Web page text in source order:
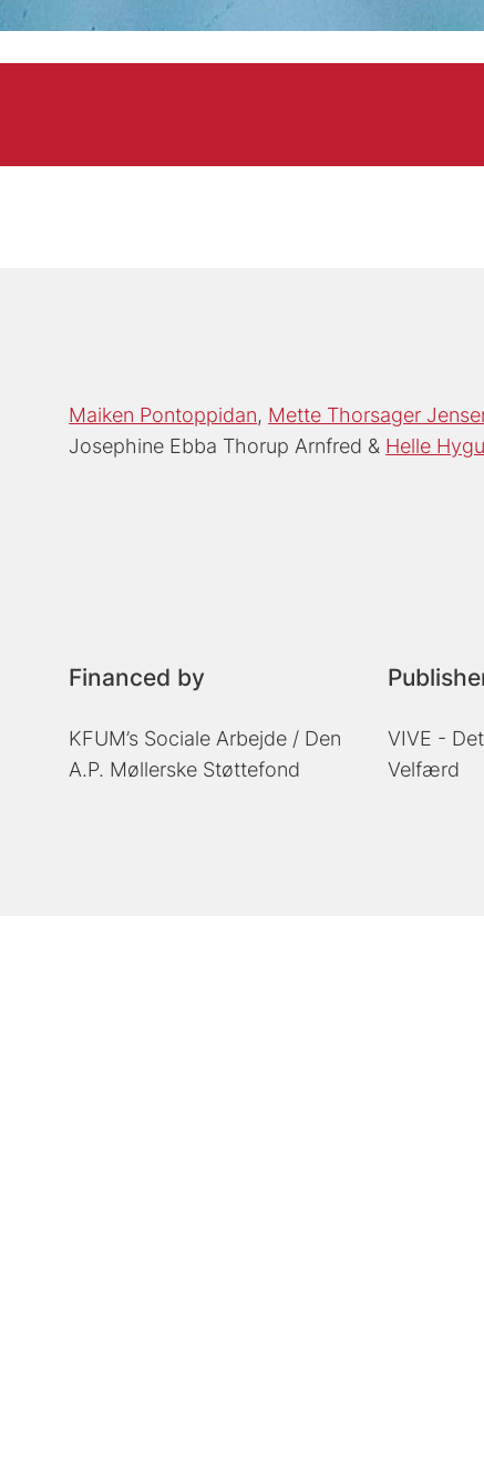
Maiken Pontoppidan Mette Thorsager
Josephine Ebba Thorup Arnfred
Helle
Financed by
KFUM’s Sociale Arbejde / Den
A.P. Møllerske Støttefond
VIVE -
Velfærd